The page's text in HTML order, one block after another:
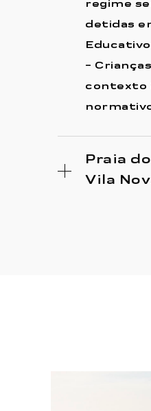
regime
detidas
-
contexto
Praia
Vila